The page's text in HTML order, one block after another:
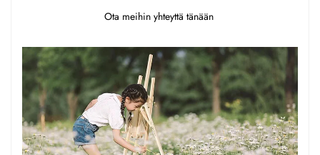
Ota meihin yhteyttä tänään